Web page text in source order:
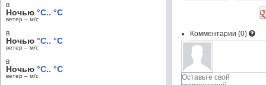
Комментарии (0)
в
Ночью °C.. °C
ветер – м/c
в
Ночью °C.. °C
ветер – м/c
в
Ночью °C.. °C
ветер – м/c